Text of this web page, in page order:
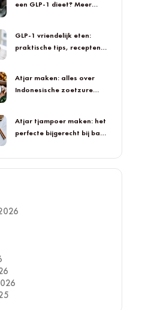
een GLP-1 dieet? Meer
GLP-1 vriendelijk eten:
praktische tips, recepten
Atjar maken: alles over
Indonesische zoetzure
Atjar tjampoer maken: het
perfecte bijgerecht bij bami